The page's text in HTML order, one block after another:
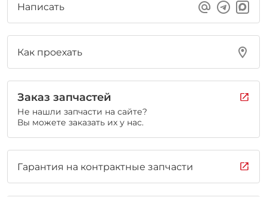
Написать
Как проехать
Заказ запчастей
Не нашли запчасти на сайте?
Вы можете заказать их у нас.
Гарантия на контрактные запчасти